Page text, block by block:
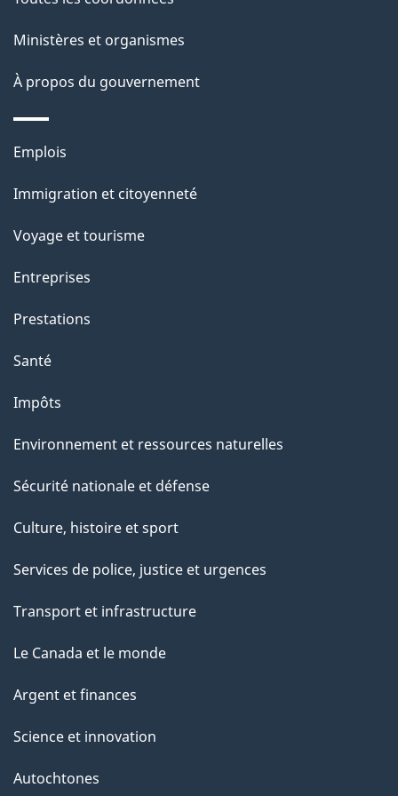
p
a
g
e
Ministères et organismes
À propos du gouvernement
Thèmes
sujets
Emplois
Immigration et citoyenneté
Voyage et tourisme
Entreprises
Prestations
Santé
Impôts
Environnement et ressources naturelles
Sécurité nationale et défense
Culture, histoire et sport
Services de police, justice et urgences
Transport et infrastructure
Le Canada et le monde
Argent et finances
Science et innovation
Autochtones